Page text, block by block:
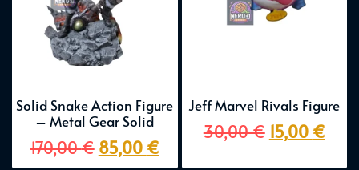
Solid Snake Action Figure
– Metal Gear Solid
170,00€ 85,00 €
Jeff Marvel Rivals Figure
30,00€ 15,00 €